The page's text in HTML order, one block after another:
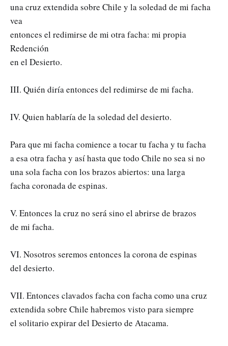
una cruz extendida sobre Chile y la soledad de mi facha
vea
entonces el redimirse de mi otra facha: mi propia
Redención
en el Desierto.
III. Quién diría entonces del redimirse de mi facha.
IV. Quien hablaría de la soledad del desierto.
Para que mi facha comience a tocar tu facha y tu facha
a esa otra facha y así hasta que todo Chile no sea si no
una sola facha con los brazos abiertos: una larga
facha coronada de espinas.
V. Entonces la cruz no será sino el abrirse de brazos
de mi facha.
VI. Nosotros seremos entonces la corona de espinas
del desierto.
VII. Entonces clavados facha con facha como una cruz
extendida sobre Chile habremos visto para siempre
el solitario expirar del Desierto de Atacama.